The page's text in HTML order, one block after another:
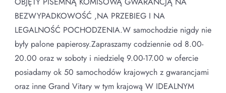
BEZWYPADKOWOŚĆ ,NA PRZEBIEG I NA
LEGALNOŚĆ POCHODZENIA.W samochodzie nigdy nie
były palone papierosy.Zapraszamy codziennie od 8.00-
20.00 oraz w soboty i niedzielę 9.00-17.00 w ofercie
posiadamy ok 50 samochodów krajowych z gwarancjami
oraz inne Grand Vitary w tym krajową W IDEALNYM